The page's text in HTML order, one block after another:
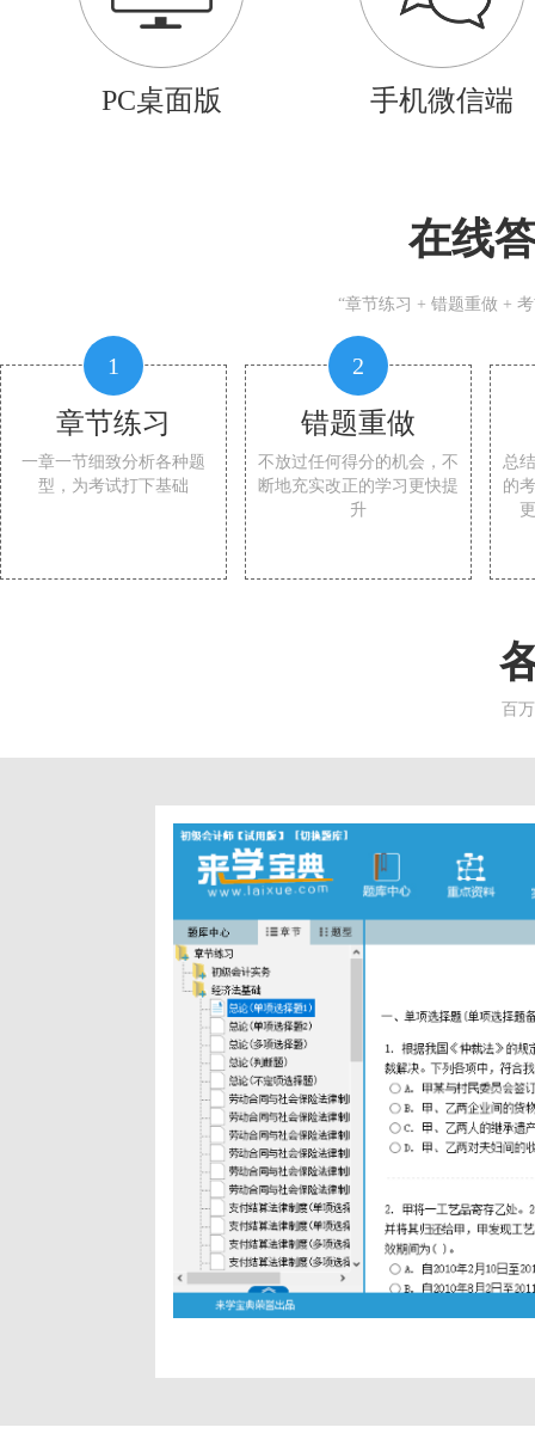
PC桌面版 手机微信端
在线
“章节练习 + 错题重做 +
1
章节练习
一章一节细致分析各种题
型，为考试打下基础
2
错题重做
不放过任何得分的机会，不
断地充实改正的学习更快提
升
总
的
百